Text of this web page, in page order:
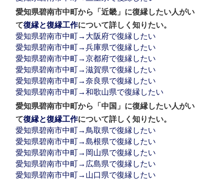
愛知県碧南市中町から「近畿」に復縁したい人がい
て復縁と復縁工作について詳しく知りたい。
愛知県碧南市中町→大阪府で復縁したい
愛知県碧南市中町→兵庫県で復縁したい
愛知県碧南市中町→京都府で復縁したい
愛知県碧南市中町→滋賀県で復縁したい
愛知県碧南市中町→奈良県で復縁したい
愛知県碧南市中町→和歌山県で復縁したい
愛知県碧南市中町から「中国」に復縁したい人がい
て復縁と復縁工作について詳しく知りたい。
愛知県碧南市中町→鳥取県で復縁したい
愛知県碧南市中町→島根県で復縁したい
愛知県碧南市中町→岡山県で復縁したい
愛知県碧南市中町→広島県で復縁したい
愛知県碧南市中町→山口県で復縁したい